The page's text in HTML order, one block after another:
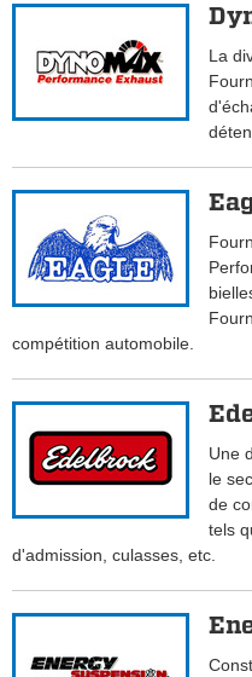
La
compétition automobile.
Une
le
de
tels
d'admission, culasses, etc.